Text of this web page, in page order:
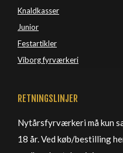
Knaldkasser
Junior
Festartikler
Viborg fyrværkeri
RETNINGSLINJER
Nytårsfyrværkeri må kun
18 år. Ved køb/bestilling